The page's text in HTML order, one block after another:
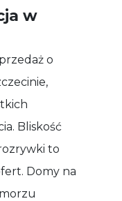
w
o
Bliskość
to
Domy na